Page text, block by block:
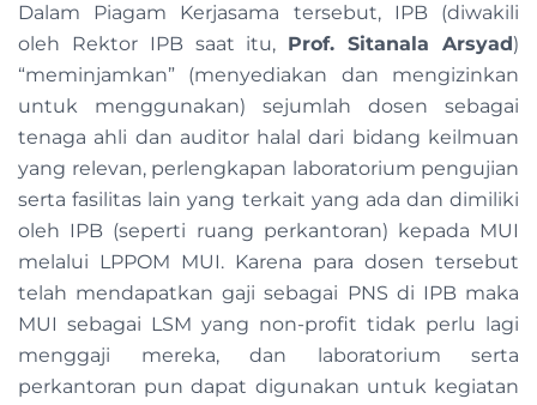
Dalam Piagam Kerjasama tersebut, IPB (diwakili
oleh Rektor IPB saat itu, Prof. Sitanala Arsyad)
“meminjamkan” (menyediakan dan mengizinkan
untuk menggunakan) sejumlah dosen sebagai
tenaga ahli dan auditor halal dari bidang keilmuan
yang relevan, perlengkapan laboratorium pengujian
serta fasilitas lain yang terkait yang ada dan dimiliki
oleh IPB (seperti ruang perkantoran) kepada MUI
melalui LPPOM MUI. Karena para dosen tersebut
telah mendapatkan gaji sebagai PNS di IPB maka
MUI sebagai LSM yang non-profit tidak perlu lagi
menggaji mereka, dan laboratorium serta
perkantoran pun dapat digunakan untuk kegiatan